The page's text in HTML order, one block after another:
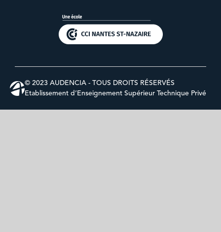
© 2023 AUDENCIA - TOUS DROITS RÉSERVÉS
Etablissement d’Enseignement Supérieur Technique Privé